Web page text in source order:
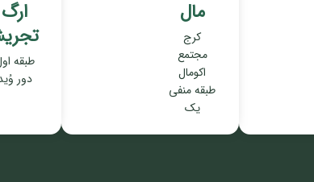
مال
کرج
مجتمع
اکومال
طبقه منفی
یک
ارگ
طبقه
دور